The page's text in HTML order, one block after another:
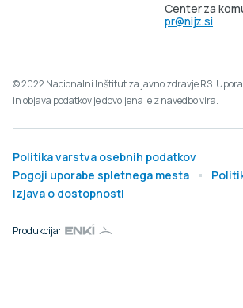
Center za
pr@nijz.si
Politika varstva osebnih podatkov
Pogoji uporabe spletnega mesta
Izjava o dostopnosti
© 2022 Nacionalni Inštitut za javno zdravje RS.
in objava podatkov je dovoljena le z navedbo vira.
Produkcija: